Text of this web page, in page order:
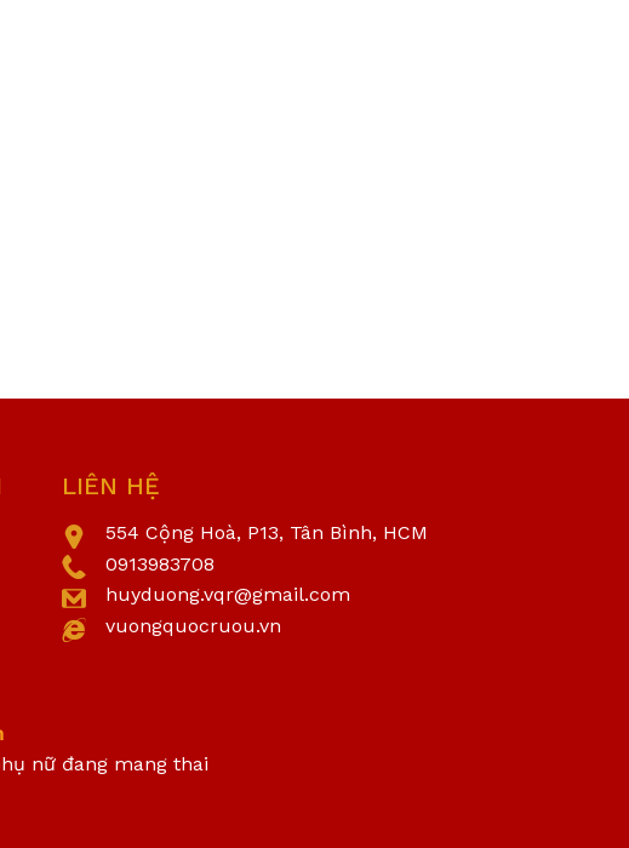
LIÊN HỆ
554 Cộng Hoà, P13, Tân Bình, HCM
0913983708
huyduong.vqr@gmail.com
vuongquocruou.vn
nữ đang mang thai